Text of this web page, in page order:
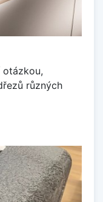
různých